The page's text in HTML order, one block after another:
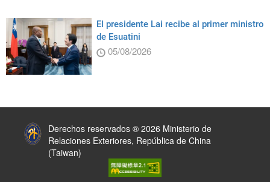
El presidente Lai recibe al primer ministro
de Esuatini
05/08/2026
Derechos reservados ® 2026 Ministerio de
Relaciones Exteriores, República de China
(Taiwan)